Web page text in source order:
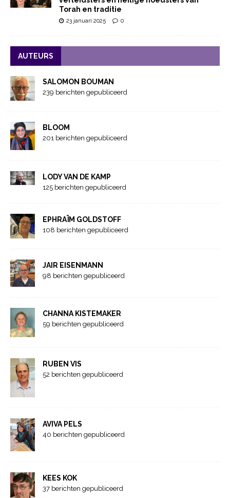
Torah en traditie
23 januari 2025 0
AUTEURS
SALOMON BOUMAN
239 berichten gepubliceerd
BLOOM
201 berichten gepubliceerd
LODY VAN DE KAMP
125 berichten gepubliceerd
EPHRAÏM GOLDSTOFF
108 berichten gepubliceerd
JAIR EISENMANN
98 berichten gepubliceerd
CHANNA KISTEMAKER
59 berichten gepubliceerd
RUBEN VIS
52 berichten gepubliceerd
AVIVA PELS
40 berichten gepubliceerd
KEES KOK
37 berichten gepubliceerd